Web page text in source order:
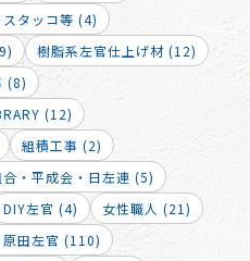
タッコ等 (4)
樹脂系左官仕上げ材 (12)
(8)
(12)
組積工事 (2)
・平成会・日左連 (5)
DIY左官 (4)
女性職人 (21)
田左官 (110)